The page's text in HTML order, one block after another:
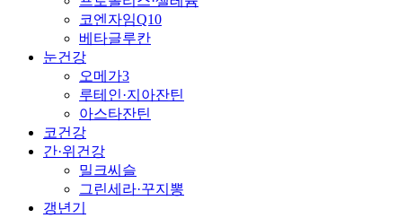
코엔자임Q10
베타글루칸
눈건강
오메가3
루테인·지아잔틴
아스타잔틴
코건강
간·위건강
밀크씨슬
그린세라·꾸지뽕
갱년기